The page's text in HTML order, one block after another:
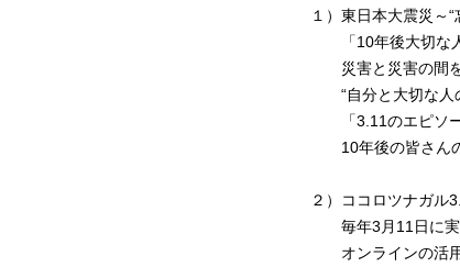
１）東日本大震災～“忘
「10年後大切な人へ
災害と災害の間を生き
“自分と大切な人の命を
「3.11のエピソードと
10年後の皆さんの大切
２）ココロツナガル
毎年3月11日に実施し
オンラインの活用など